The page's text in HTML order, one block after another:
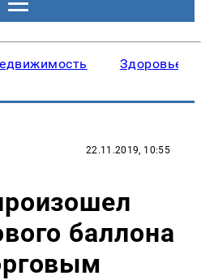
Здоровье
22.11.2019, 10:55
баллона